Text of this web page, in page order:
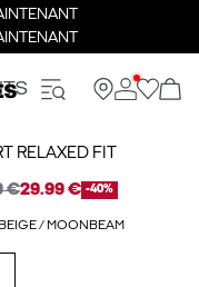
RELAXED FIT
€29.99 € -40%
BEIGE / MOONBEAM